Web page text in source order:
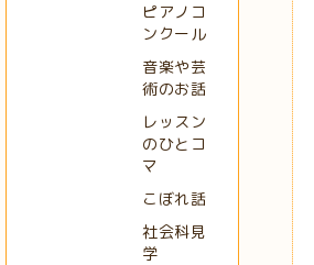
ピアノコ
ンクール
音楽や芸
術のお話
レッスン
のひとコ
マ
こぼれ話
社会科見
学